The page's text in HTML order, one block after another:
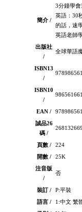
簡介 /
3分鐘學
英語：30
的話，速
英語老師
出版社
/
全球華語
ISBN13
/
ISBN10
/
EAN /
誠品26
碼 /
頁數 /
224
開數 /
25K
注音版
/
否
裝訂 /
P:平裝
語言 /
1:中文 繁